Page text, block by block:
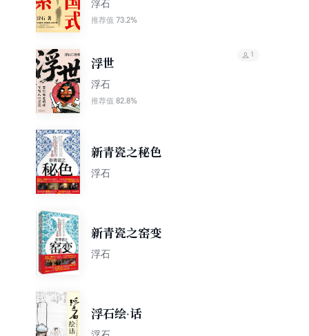
浮石
推荐值 73.2%
浮世
浮石
推荐值 82.8%
1
新青瓷之秘色
浮石
新青瓷之窑变
浮石
浮石绘·话